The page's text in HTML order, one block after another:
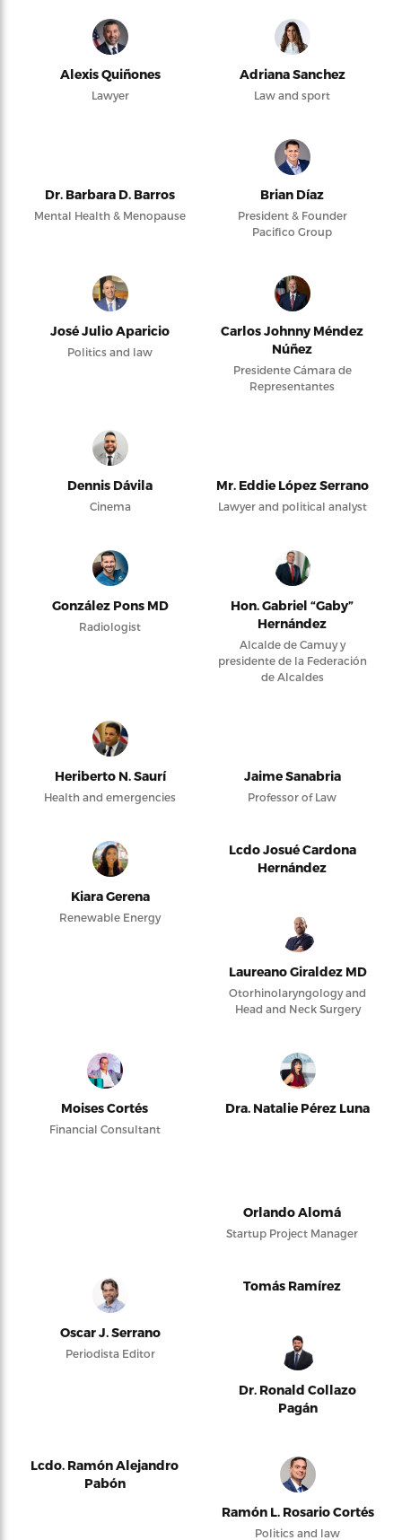
Alexis Quiñones
Lawyer
Adriana Sanchez
Law and sport
Dr. Barbara D. Barros
Mental Health & Menopause
Brian Díaz
President & Founder
Pacifico Group
José Julio Aparicio
Politics and law
Carlos Johnny Méndez
Núñez
Presidente Cámara de
Representantes
Dennis Dávila
Cinema
Mr. Eddie López Serrano
Lawyer and political analyst
González Pons MD
Radiologist
Hon. Gabriel “Gaby”
Hernández
Alcalde de Camuy y
presidente de la Federación
de Alcaldes
Heriberto N. Saurí
Health and emergencies
Jaime Sanabria
Professor of Law
Kiara Gerena
Renewable Energy
Lcdo Josué Cardona
Hernández
Laureano Giraldez MD
Otorhinolaryngology and
Head and Neck Surgery
Moises Cortés
Financial Consultant
Dra. Natalie Pérez Luna
Orlando Alomá
Startup Project Manager
Oscar J. Serrano
Periodista Editor
Tomás Ramírez
Dr. Ronald Collazo
Pagán
Lcdo. Ramón Alejandro
Pabón
Ramón L. Rosario Cortés
Politics and law